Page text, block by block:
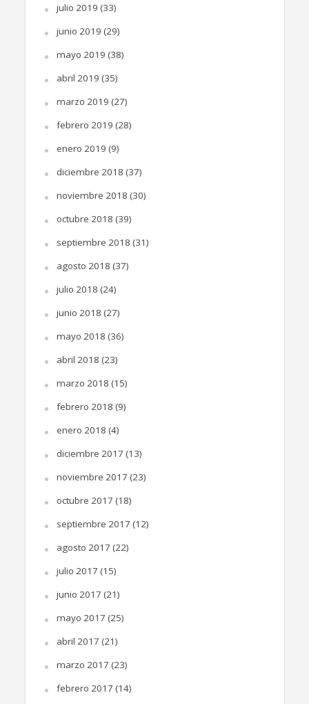
julio 2019 (33)
junio 2019 (29)
mayo 2019 (38)
abril 2019 (35)
marzo 2019 (27)
febrero 2019 (28)
enero 2019 (9)
diciembre 2018 (37)
noviembre 2018 (30)
octubre 2018 (39)
septiembre 2018 (31)
agosto 2018 (37)
julio 2018 (24)
junio 2018 (27)
mayo 2018 (36)
abril 2018 (23)
marzo 2018 (15)
febrero 2018 (9)
enero 2018 (4)
diciembre 2017 (13)
noviembre 2017 (23)
octubre 2017 (18)
septiembre 2017 (12)
agosto 2017 (22)
julio 2017 (15)
junio 2017 (21)
mayo 2017 (25)
abril 2017 (21)
marzo 2017 (23)
febrero 2017 (14)